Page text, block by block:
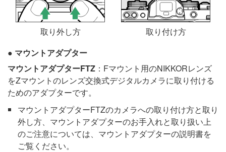
取り外し方
取り付け方
マウントアダプター
マウントアダプターFTZ ：Fマウント用のNIKKORレンズ
をZマウントのレンズ交換式デジタルカメラに取り付ける
ためのアダプターです。
マウントアダプターFTZのカメラへの取り付け方と取り
外し方、マウントアダプターのお手入れと取り扱い上
のご注意については、マウントアダプターの説明書を
ご覧ください。